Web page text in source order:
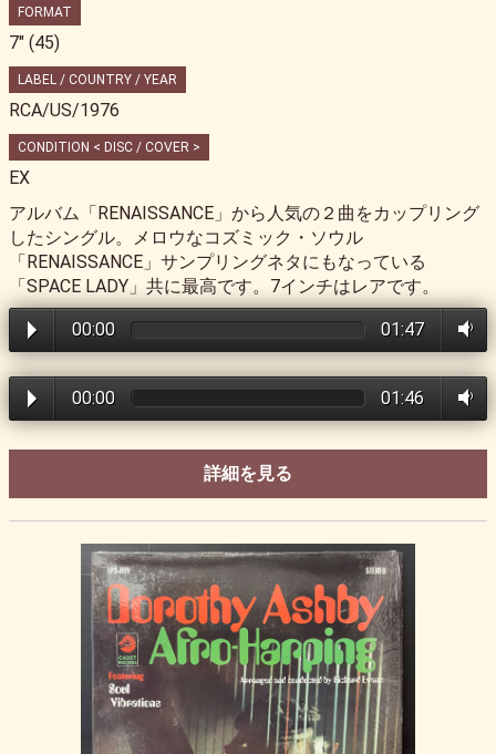
FORMAT
7" (45)
LABEL / COUNTRY / YEAR
RCA/US/1976
CONDITION < DISC / COVER >
EX
アルバム「RENAISSANCE」から人気の２曲をカップリング
したシングル。メロウなコズミック・ソウル
「RENAISSANCE」サンプリングネタにもなっている
「SPACE LADY」共に最高です。7インチはレアです。
00:00 01:47
00:00 01:46
詳細を見る